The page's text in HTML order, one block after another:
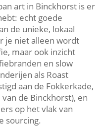
art in Binckhorst is er
echt goede
de unieke, lokaal
je niet alleen wordt
maar ook inzicht
en slow
als Roast
aan de Fokkerkade,
de Binckhorst), en
op het vlak van
sourcing.​